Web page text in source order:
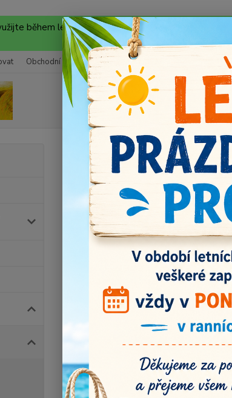
během letních prázdnin náš email info@i-prize.cz.
BUDEME V ÚTERÝ
Obchodní podmínky Kontakty Doprava a platba
Příze Podle výrobce
YarnArt
YarnArt
Skladem Novinka Akce
Nejnovější Nejlevnější